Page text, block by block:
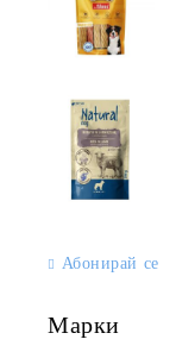
Абонирай се
Марки